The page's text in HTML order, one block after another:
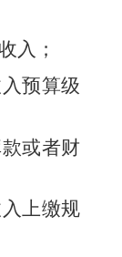
入；
预算级
或者财
上缴规